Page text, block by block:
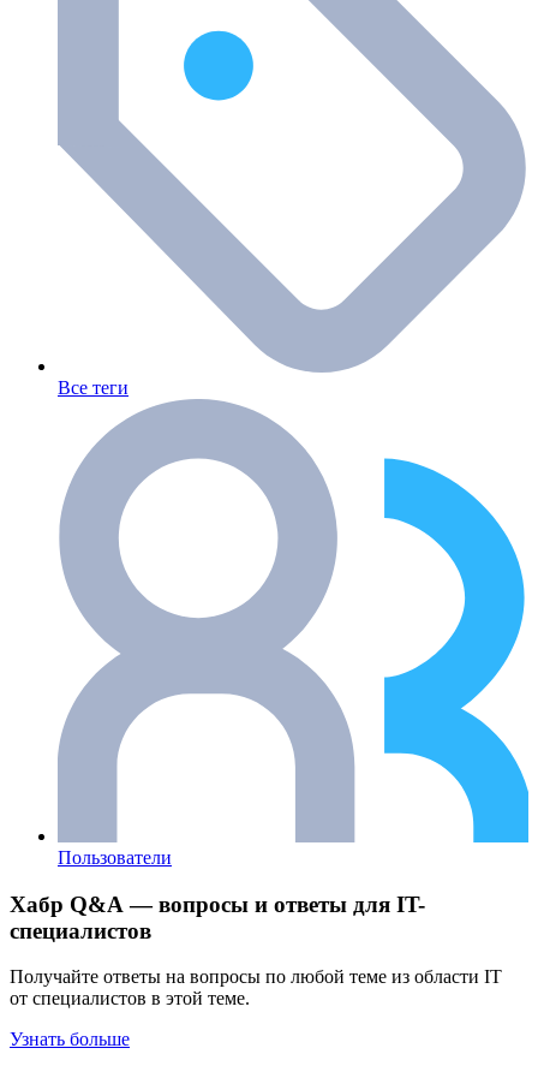
Все теги
Пользователи
Хабр Q&A — вопросы и ответы для IT-
специалистов
Получайте ответы на вопросы по любой теме из области IT
от специалистов в этой теме.
Узнать больше